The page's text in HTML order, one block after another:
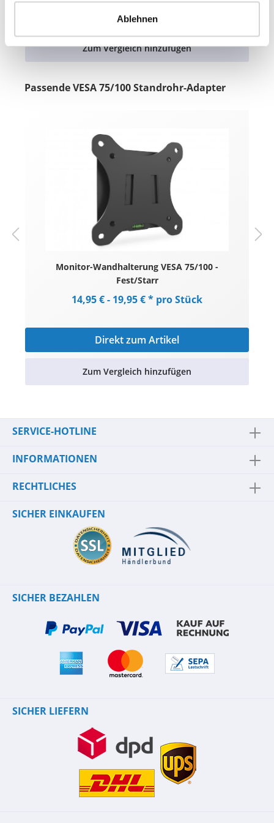
Ablehnen
Direkt zum Artikel
Zum Vergleich hinzufügen
Passende VESA 75/100 Standrohr-Adapter
Monitor-Wandhalterung VESA 75/100 -
Fest/Starr
14,95 € - 19,95 € * pro Stück
Direkt zum Artikel
Zum Vergleich hinzufügen
SERVICE-HOTLINE
INFORMATIONEN
RECHTLICHES
SICHER EINKAUFEN
SICHER BEZAHLEN
SICHER LIEFERN